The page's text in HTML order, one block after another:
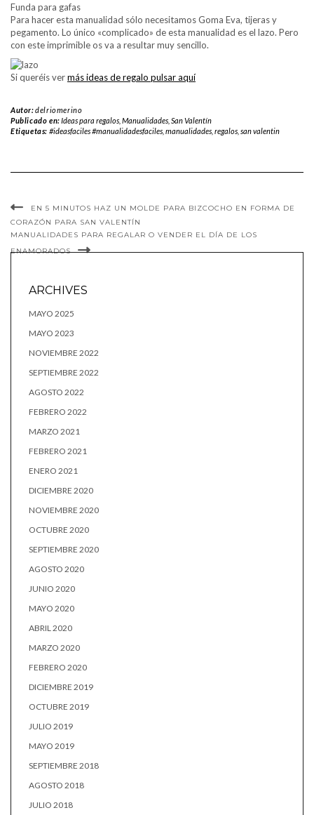
Funda para gafas
Para hacer esta manualidad sólo necesitamos Goma Eva, tijeras y
pegamento. Lo único «complicado» de esta manualidad es el lazo. Pero
con este imprimible os va a resultar muy sencillo.
Si queréis vermás ideas de regalo pulsar aquí
Autor:delriomerino
Publicado en: Ideas para regalos ,Manualidades San Valentín
Etiquetas: #ideasfaciles #manualidadesfaciles, manualidades, regalos, san valentin
EN 5 MINUTOS HAZ UN MOLDE PARA BIZCOCHO EN FORMA DE
CORAZÓN PARA SAN VALENTÍN
MANUALIDADES PARA REGALAR O VENDER EL DÍA DE LOS
ENAMORADOS
ARCHIVES
MAYO 2025
MAYO 2023
NOVIEMBRE 2022
SEPTIEMBRE 2022
AGOSTO 2022
FEBRERO 2022
MARZO 2021
FEBRERO 2021
ENERO 2021
DICIEMBRE 2020
NOVIEMBRE 2020
OCTUBRE 2020
SEPTIEMBRE 2020
AGOSTO 2020
JUNIO 2020
MAYO 2020
ABRIL 2020
MARZO 2020
FEBRERO 2020
DICIEMBRE 2019
OCTUBRE 2019
JULIO 2019
MAYO 2019
SEPTIEMBRE 2018
AGOSTO 2018
JULIO 2018